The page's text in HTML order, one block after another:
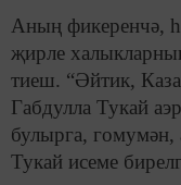
Аның фикеренчә,
җирле
тиеш. “Әйтик,
Габдулла Тукай
булырга, гомумән,
Тукай исеме